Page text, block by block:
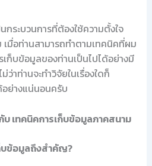
ระบวนการที่ต้องใช้ความตั้งใจ
มื่อท่านสามารถทำตามเทคนิคที่ผม
เก็บข้อมูลของท่านเป็นไปได้อย่างมี
าท่านจะทำวิจัยในเรื่องใดก็
อย่างแน่นอนครับ
เทคนิคการเก็บข้อมูลภาคสนาม
บข้อมูลถึงสำคัญ?